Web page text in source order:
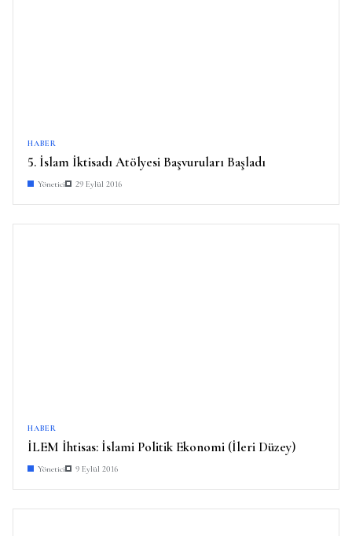
HABER
5. İslam İktisadı Atölyesi Başvuruları Başladı
Yönetici 29 Eylül 2016
HABER
İLEM İhtisas: İslami Politik Ekonomi (İleri Düzey)
Yönetici 9 Eylül 2016